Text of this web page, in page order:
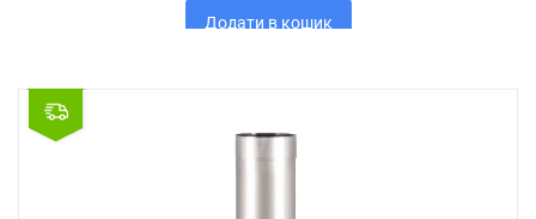
Додати в кошик